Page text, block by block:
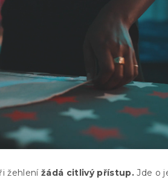
žehlení žádá citlivý přístup. Jde o